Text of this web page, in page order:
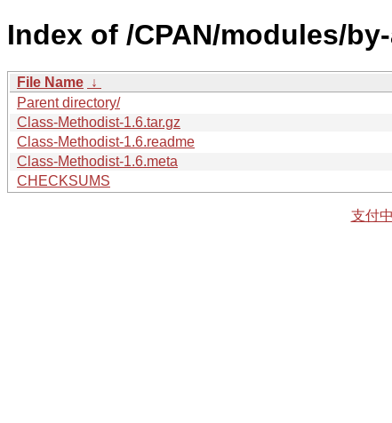
Index of /CPAN/modules/
File Name ↓
Parent directory/
Class-Methodist-1.6.tar.gz
Class-Methodist-1.6.readme
Class-Methodist-1.6.meta
CHECKSUMS
支付